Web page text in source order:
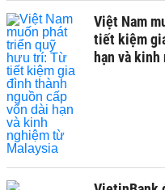
Việt Nam
tiết kiệm
hạn và